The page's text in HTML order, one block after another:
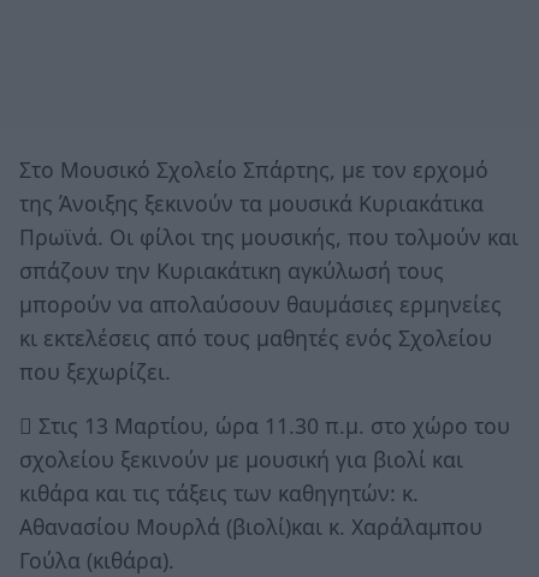
Στο Μουσικό Σχολείο Σπάρτης, με τον ερχομό
της Άνοιξης ξεκινούν τα μουσικά Κυριακάτικα
Πρωϊνά. Οι φίλοι της μουσικής, που τολμούν και
σπάζουν την Κυριακάτικη αγκύλωσή τους
μπορούν να απολαύσουν θαυμάσιες ερμηνείες
κι εκτελέσεις από τους μαθητές ενός Σχολείου
που ξεχωρίζει.
 Στις 13 Μαρτίου, ώρα 11.30 π.μ. στο χώρο του
σχολείου ξεκινούν με μουσική για βιολί και
κιθάρα και τις τάξεις των καθηγητών: κ.
Αθανασίου Μουρλά (βιολί)και κ. Χαράλαμπου
Γούλα (κιθάρα).